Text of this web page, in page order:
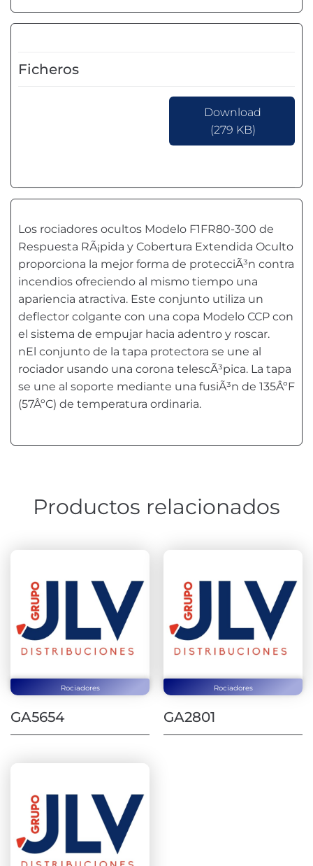
Ficheros
Download
(279 KB)
Los rociadores ocultos Modelo F1FR80-300 de
Respuesta RÃ¡pida y Cobertura Extendida Oculto
proporciona la mejor forma de protecciÃ³n contra
incendios ofreciendo al mismo tiempo una
apariencia atractiva. Este conjunto utiliza un
deflector colgante con una copa Modelo CCP con
el sistema de empujar hacia adentro y roscar.
nEl conjunto de la tapa protectora se une al
rociador usando una corona telescÃ³pica. La tapa
se une al soporte mediante una fusiÃ³n de 135ÂºF
(57ÂºC) de temperatura ordinaria.
Productos relacionados
Rociadores
GA5654
Rociadores
GA2801